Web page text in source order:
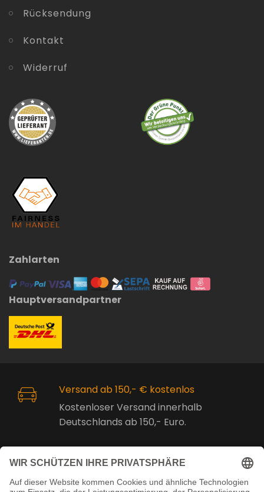
Rücksendung
Kontakt
Widerruf
Zahlarten
Hauptversandpartner
Versand ab 150,- € kostenlos
Kostenloser Versand innerhalb
Deutschlands ab 150,- Euro.
Online Support
Kostenlose Beratung vor und nach